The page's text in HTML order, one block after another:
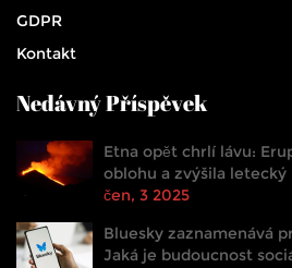
GDPR
Kontakt
Nedávný Příspěvek
Etna opět chrlí lávu:
oblohu a zvýšila letecký
čen, 3 2025
Bluesky zaznamenává
Jaká je budoucnost